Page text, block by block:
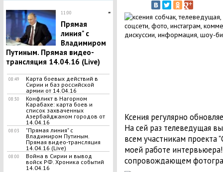
11:00
"
Прямая
линия" с
Владимиром
Путиным. Прямая видео-
трансляция 14.04.16 (Live)
08:49
Карта боевых действий в
Сирии и баз российской
армии от 14.04.16
08:30
Конфликт в Нагорном
Карабахе: карта боев и
список захваченных
Азербайджаном городов от
14.04.16
08:03
"Прямая линия" с
Владимиром Путиным.
Прямая видео-трансляция
14.04.16 (Live)
08:00
Война в Сирии и вывод
войск РФ. Хроника событий
14.04.16
Ксения регулярно
На сей раз телеведущая
всем участникам проекта
моей работе
сопровождающем